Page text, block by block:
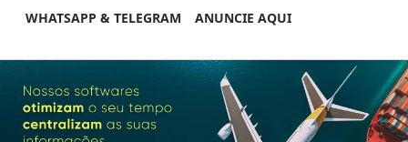
WHATSAPP & TELEGRAM
ANUNCIE AQUI